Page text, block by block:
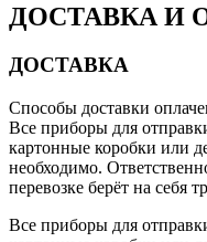
ДОСТАВКА И
ДОСТАВКА
Способы доставки
Все приборы для
картонные коробки или
необходимо.
перевозке берёт на себя
Все приборы для